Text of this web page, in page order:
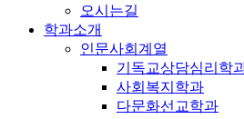
오시는길
학과소개
인문사회계열
기독교상담심리학
사회복지학과
다문화선교학과